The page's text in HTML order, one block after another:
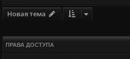
Новая тема
ПРАВА ДОСТУПА